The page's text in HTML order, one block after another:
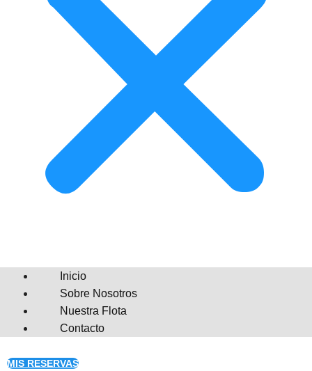
Inicio
Sobre Nosotros
Nuestra Flota
Contacto
MIS RESERVAS